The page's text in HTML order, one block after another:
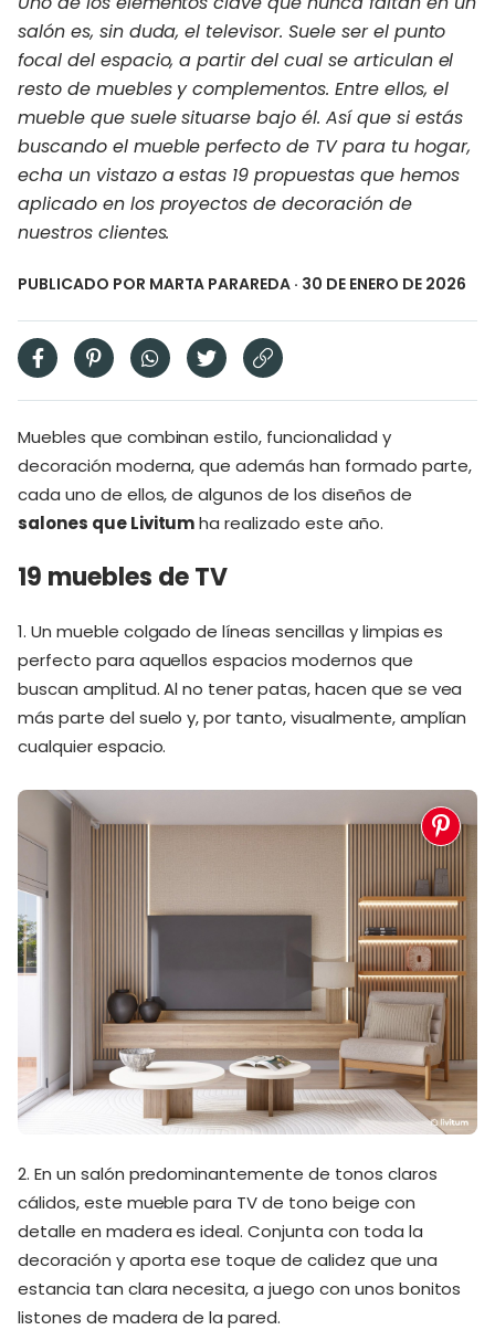
salón es, sin duda, el televisor. Suele ser el punto
focal del espacio, a partir del cual se articulan el
resto de muebles y complementos. Entre ellos, el
mueble que suele situarse bajo él. Así que si estás
buscando el mueble perfecto de TV para tu hogar,
echa un vistazo a estas 19 propuestas que hemos
aplicado en los proyectos de decoración de
nuestros clientes.
PUBLICADO POR MARTA PARAREDA · 30 DE ENERO DE 2026
Muebles que combinan estilo, funcionalidad y
decoración moderna, que además han formado parte,
cada uno de ellos, de algunos de los diseños de
salones que Livitumha realizado este año.
19 muebles de TV
1. Un mueble colgado de líneas sencillas y limpias es
perfecto para aquellos espacios modernos que
buscan amplitud. Al no tener patas, hacen que se vea
más parte del suelo y, por tanto, visualmente, amplían
cualquier espacio.
2. En un salón predominantemente de tonos claros
cálidos, este mueble para TV de tono beige con
detalle en madera es ideal. Conjunta con toda la
decoración y aporta ese toque de calidez que una
estancia tan clara necesita, a juego con unos bonitos
listones de madera de la pared.